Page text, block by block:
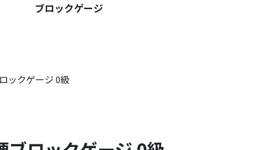
ブロックゲージ
ックゲージ 0級